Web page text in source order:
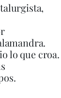
lo que croa.